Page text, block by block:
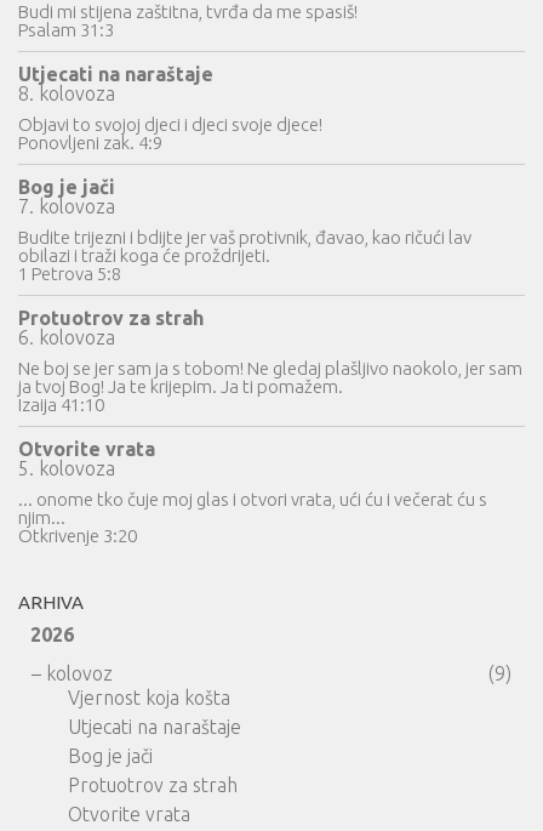
Budi mi stijena zaštitna, tvrđa da me spasiš!
Psalam 31:3
Utjecati na naraštaje
8. kolovoza
Objavi to svojoj djeci i djeci svoje djece!
Ponovljeni zak. 4:9
Bog je jači
7. kolovoza
Budite trijezni i bdijte jer vaš protivnik, đavao, kao ričući lav
obilazi i traži koga će proždrijeti.
1 Petrova 5:8
Protuotrov za strah
6. kolovoza
Ne boj se jer sam ja s tobom! Ne gledaj plašljivo naokolo, jer sam
ja tvoj Bog! Ja te krijepim. Ja ti pomažem.
Izaija 41:10
Otvorite vrata
5. kolovoza
... onome tko čuje moj glas i otvori vrata, ući ću i večerat ću s
njim...
Otkrivenje 3:20
ARHIVA
2026
– kolovoz
(9)
Vjernost koja košta
Utjecati na naraštaje
Bog je jači
Protuotrov za strah
Otvorite vrata